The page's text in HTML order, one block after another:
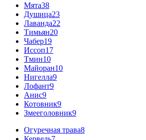
Мята38
Душица23
Лаванда22
Тимьян20
Чабер19
Иссоп17
Тмин10
Майоран10
Нигелла9
Лофант9
Анис9
Котовник9
Змееголовник9
Огуречная трава8